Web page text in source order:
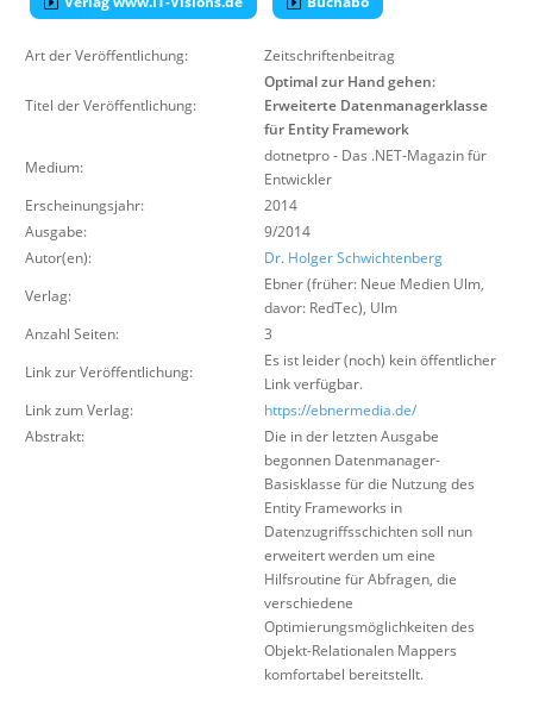
Über uns
Suche
Art der Veröffentlichung: Zeitschriftenbeitrag
Titel der Veröffentlichung:
Optimal zur Hand gehen:
Erweiterte Datenmanagerklasse
für Entity Framework
Medium:
dotnetpro - Das .NET-Magazin für
Entwickler
Erscheinungsjahr:
2014
Ausgabe:
9/2014
Autor(en):
Dr. Holger Schwichtenberg
Verlag:
Ebner (früher: Neue Medien Ulm,
davor: RedTec), Ulm
Anzahl Seiten:
3
Link zur Veröffentlichung:
Es ist leider (noch) kein öffentlicher
Link verfügbar.
Link zum Verlag:
https://ebnermedia.de/
Abstrakt:
Die in der letzten Ausgabe
begonnen Datenmanager-
Basisklasse für die Nutzung des
Entity Frameworks in
Datenzugriffsschichten soll nun
erweitert werden um eine
Hilfsroutine für Abfragen, die
verschiedene
Optimierungsmöglichkeiten des
Objekt-Relationalen Mappers
komfortabel bereitstellt.